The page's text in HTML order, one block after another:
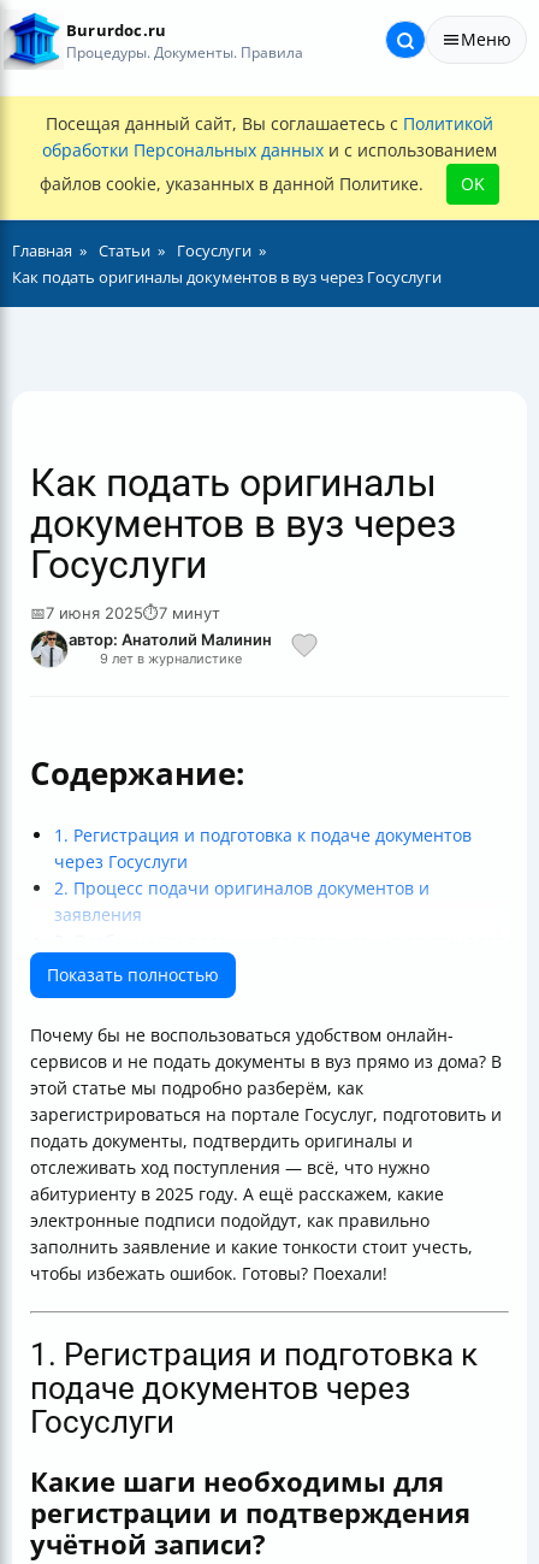
Bururdoc.ru
Процедуры. Документы. Правила
Меню
Посещая данный сайт, Вы соглашаетесь с Политикой
обработки Персональных данных и с использованием
файлов cookie, указанных в данной Политике.
OK
Главная Статьи
Госуслуги
Как подать оригиналы документов в вуз через Госуслуги
Как подать оригиналы
документов в вуз через
Госуслуги
📅7 июня 2025⏱7 минут
автор: Анатолий Малинин
9 лет в журналистике
Содержание:
1. Регистрация и подготовка к подаче документов
через Госуслуги
2. Процесс подачи оригиналов документов и
заявления
документов
4. Сроки, отслеживание и изменения в заявлении
абитуриентов
Итог: как подать оригиналы документов в вуз через
Госуслуги?
Показать полностью
Почему бы не воспользоваться удобством онлайн-
сервисов и не подать документы в вуз прямо из дома? В
этой статье мы подробно разберём, как
зарегистрироваться на портале Госуслуг, подготовить и
подать документы, подтвердить оригиналы и
отслеживать ход поступления — всё, что нужно
абитуриенту в 2025 году. А ещё расскажем, какие
электронные подписи подойдут, как правильно
заполнить заявление и какие тонкости стоит учесть,
чтобы избежать ошибок. Готовы? Поехали!
1. Регистрация и подготовка к
подаче документов через
Госуслуги
Какие шаги необходимы для
регистрации и подтверждения
учётной записи?